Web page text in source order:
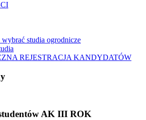
studia ogrodnicze
REJESTRACJA KANDYDATÓW
AK III ROK